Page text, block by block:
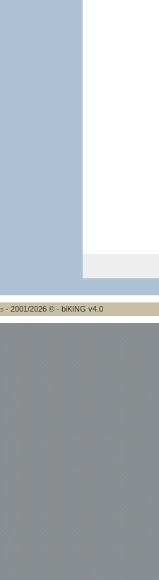
- 2001/2026 © - biKING v4.0